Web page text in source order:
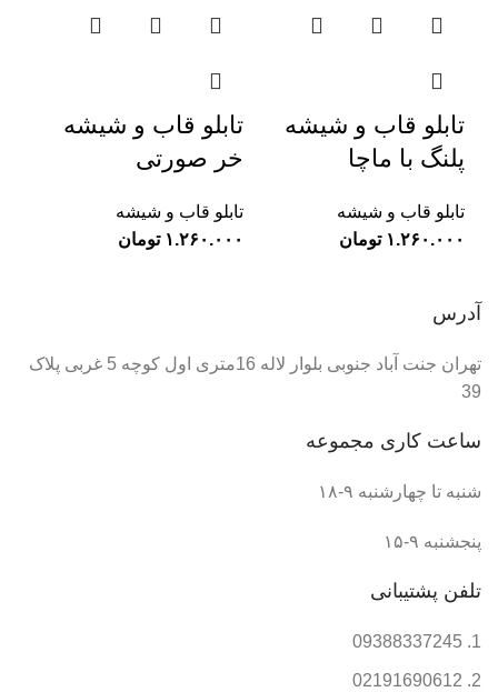
تابلو قاب و شیشه
پلنگ با ماچا
تابلو قاب و شیشه
تومان
تابلو قاب و شیشه
خر صورتی
تابلو قاب و شیشه
تومان
آدرس
تهران جنت آباد جنوبی بلوار لاله 16متری اول کوچه 5 غربی پلاک
39
ساعت کاری مجموعه
شنبه تا چهارشنبه ۹-۱۸
پنجشنبه ۹-۱۵
تلفن پشتیبانی
09388337245
02191690612